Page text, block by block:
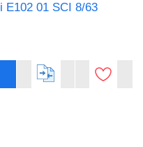
E102 01 SCI 8/63